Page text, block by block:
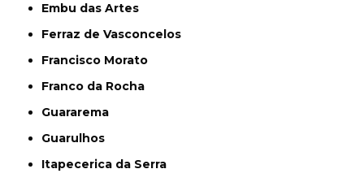
Embu das Artes
Ferraz de Vasconcelos
Francisco Morato
Franco da Rocha
Guararema
Guarulhos
Itapecerica da Serra